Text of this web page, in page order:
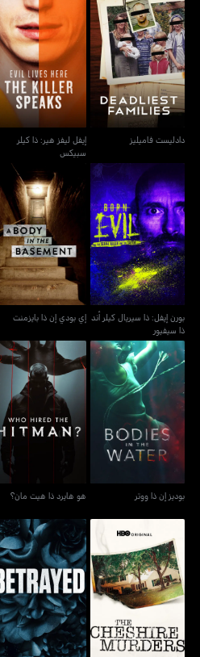
دادليست فاميليز
دادليست فاميليز
إيفل ليفز هير: ذا كيلر
سبيكس
إيفل ليفز هير: ذا كيلر
سبيكس
بورن إيفل: ذا سيريال كيلر
أند ذا سيفيور
بورن إيفل: ذا سيريال كيلر أند
ذا سيفيور
إي بودي إن ذا بايزمنت
إي بودي إن ذا بايزمنت
بوديز إن ذا ووتر
بوديز إن ذا ووتر
هو هايرد ذا هيت مان؟
هو هايرد ذا هيت مان؟
ذا شيشاير ميردرز بترايد